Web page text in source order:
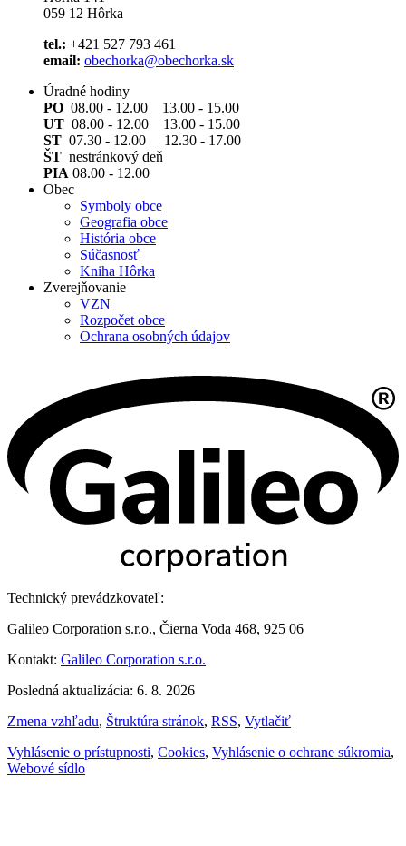
059 12 Hôrka
tel.: +421 527 793 461
email: obechorka@obechorka.sk
Úradné hodiny
PO 08.00 - 12.00 13.00 - 15.00
UT 08.00 - 12.00 13.00 - 15.00
ST 07.30 - 12.00 12.30 - 17.00
ŠT nestránkový deň
PIA 08.00 - 12.00
Obec
Symboly obce
Geografia obce
História obce
Súčasnosť
Kniha Hôrka
Zverejňovanie
VZN
Rozpočet obce
Ochrana osobných údajov
Technický prevádzkovateľ:
Galileo Corporation s.r.o., Čierna Voda 468, 925 06
Kontakt: Galileo Corporation s.r.o.
Posledná aktualizácia: 6. 8. 2026
Zmena vzhľadu, Štruktúra stránok, RSS, Vytlačiť
Vyhlásenie o prístupnosti, Cookies, Vyhlásenie o ochrane súkromia,
Webové sídlo